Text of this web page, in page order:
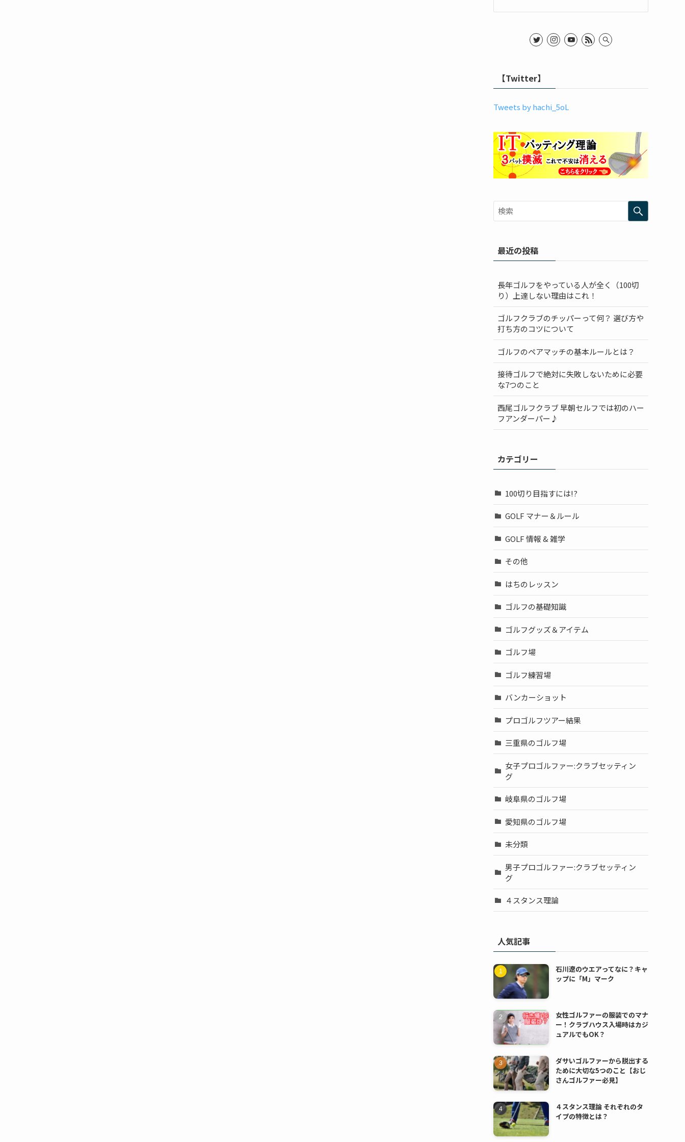
【Twitter】
Tweets by hachi_5oL
最近の投稿
長年ゴルフをやっている人が全く（100切
り）上達しない理由はこれ！
ゴルフクラブのチッパーって何？ 選び方や
打ち方のコツについて
ゴルフのペアマッチの基本ルールとは？
接待ゴルフで絶対に失敗しないために必要
な7つのこと
西尾ゴルフクラブ 早朝セルフでは初のハー
フアンダーパー♪
カテゴリー
100切り目指すには!?
GOLF マナー＆ルール
GOLF 情報 & 雑学
その他
はちのレッスン
ゴルフの基礎知識
ゴルフグッズ＆アイテム
ゴルフ場
ゴルフ練習場
バンカーショット
プロゴルフツアー結果
三重県のゴルフ場
女子プロゴルファー:クラブセッティン
グ
岐阜県のゴルフ場
愛知県のゴルフ場
未分類
男子プロゴルファー:クラブセッティン
グ
４スタンス理論
人気記事
石川遼のウエアってなに？キャ
ップに「M」マーク
女性ゴルファーの服装でのマナ
ー！クラブハウス入場時はカジ
ュアルでもOK？
ダサいゴルファーから脱出する
ために大切な5つのこと【おじ
さんゴルファー必見】
４スタンス理論 それぞれのタ
イプの特徴とは？